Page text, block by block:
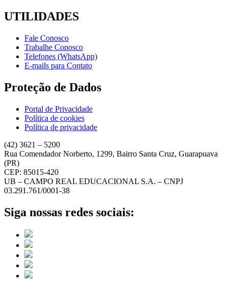
UTILIDADES
Fale Conosco
Trabalhe Conosco
Telefones (WhatsApp)
E-mails para Contato
Proteção de Dados
Portal de Privacidade
Política de cookies
Política de privacidade
(42) 3621 – 5200
Rua Comendador Norberto, 1299, Bairro Santa Cruz, Guarapuava
(PR)
CEP: 85015-420
UB – CAMPO REAL EDUCACIONAL S.A. – CNPJ
03.291.761/0001-38
Siga nossas redes sociais: